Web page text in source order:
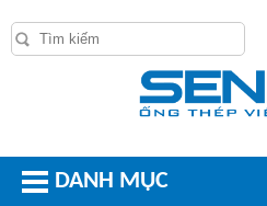
DANH MỤC